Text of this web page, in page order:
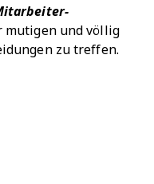
mutigen und völlig
zu treffen.